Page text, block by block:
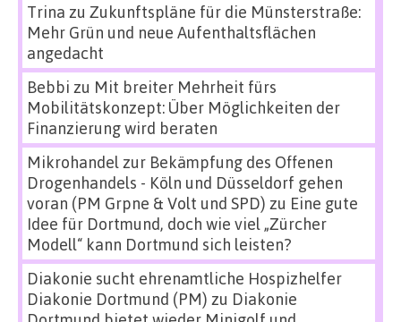
Trina zu Zukunftspläne für die Münsterstraße:
Mehr Grün und neue Aufenthaltsflächen
angedacht
Bebbi zu Mit breiter Mehrheit fürs
Mobilitätskonzept: Über Möglichkeiten der
Finanzierung wird beraten
Mikrohandel zur Bekämpfung des Offenen
Drogenhandels - Köln und Düsseldorf gehen
voran (PM Grpne & Volt und SPD) zu Eine gute
Idee für Dortmund, doch wie viel „Zürcher
Modell“ kann Dortmund sich leisten?
Diakonie sucht ehrenamtliche Hospizhelfer
Diakonie Dortmund (PM) zu Diakonie